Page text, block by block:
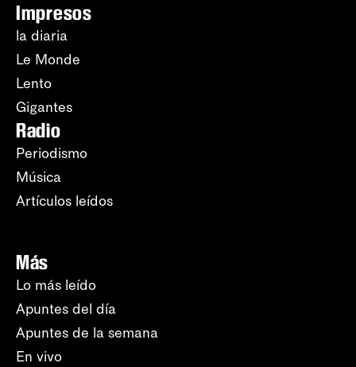
Impresos
la diaria
Le Monde
Lento
Gigantes
Radio
Periodismo
Música
Artículos leídos
Más
Lo más leído
Apuntes del día
Apuntes de la semana
En vivo